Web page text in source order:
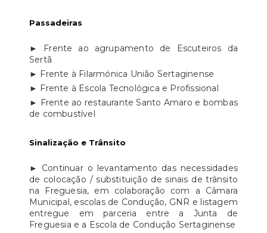
Passadeiras
► Frente ao agrupamento de Escuteiros da
Sertã
► Frente à Filarmónica União Sertaginense
► Frente à Escola Tecnológica e Profissional
► Frente ao restaurante Santo Amaro e bombas
de combustível
Sinalização e Trânsito
► Continuar o levantamento das necessidades
de colocação / substituição de sinais de trânsito
na Freguesia, em colaboração com a Câmara
Municipal, escolas de Condução, GNR e listagem
entregue em parceria entre a Junta de
Freguesia e a Escola de Condução Sertaginense